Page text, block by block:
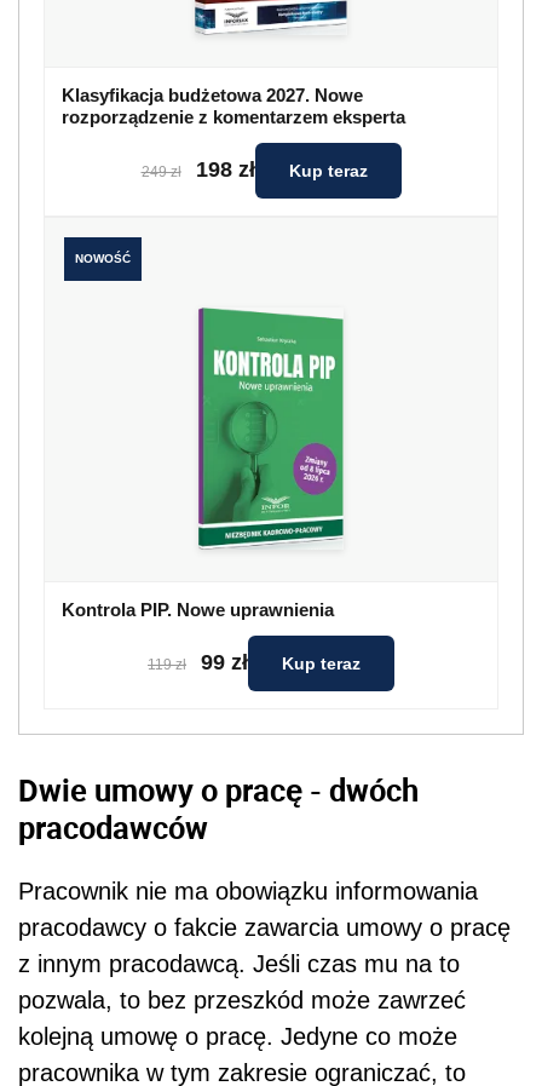
Klasyfikacja budżetowa 2027. Nowe
rozporządzenie z komentarzem eksperta
249 zł 198 zł Kup teraz
NOWOŚĆ
Kontrola PIP. Nowe uprawnienia
119 zł 99 zł Kup teraz
Dwie umowy o pracę - dwóch
pracodawców
Pracownik nie ma obowiązku informowania
pracodawcy o fakcie zawarcia umowy o pracę
z innym pracodawcą. Jeśli czas mu na to
pozwala, to bez przeszkód może zawrzeć
kolejną umowę o pracę. Jedyne co może
pracownika w tym zakresie ograniczać, to